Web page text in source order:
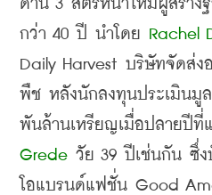
ด้าน 3 สตรีหน้าใหม่ผู้สร้าง
กว่า 40 ปี นำโดย Rachel
Daily Harvest บริษัทจัดส่ง
พืช หลังนักลงทุนประเมินมู
พันล้านเหรียญเมื่อปลายปีที่
Grede วัย 39 ปีเช่นกัน ซึ่ง
โอแบรนด์แฟชั่น Good